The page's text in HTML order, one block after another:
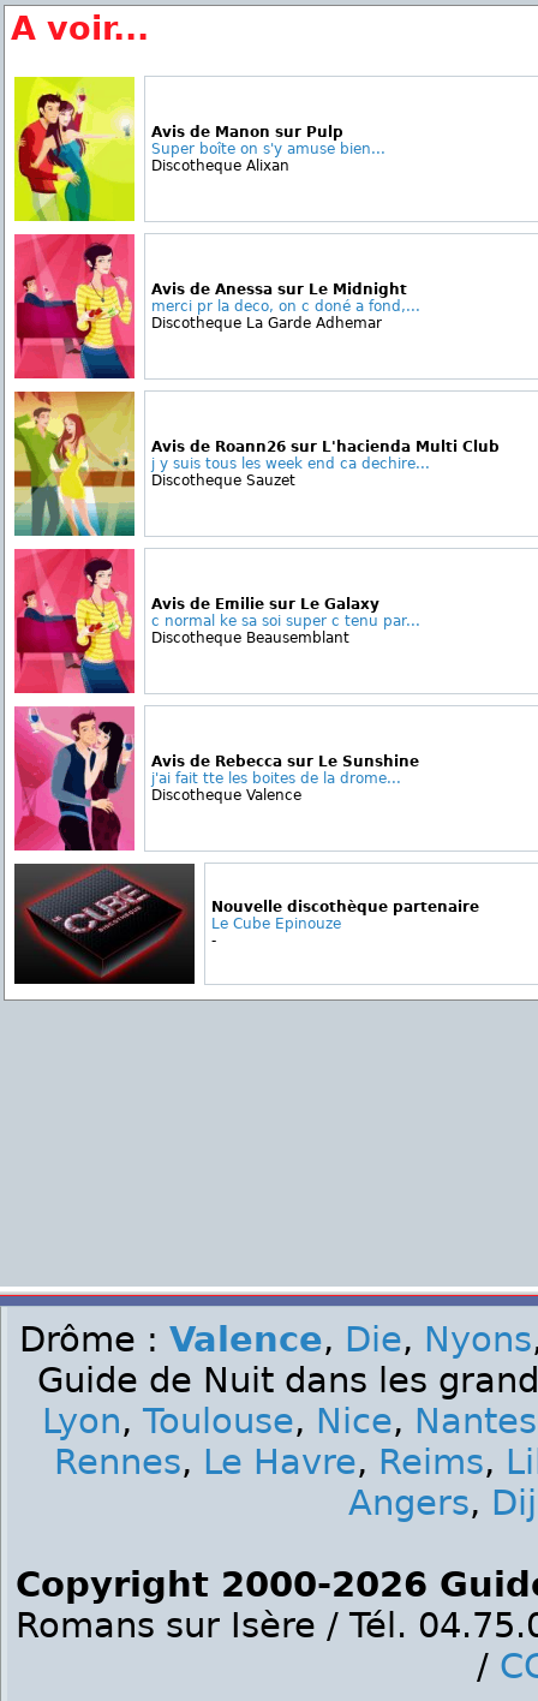
A voir...
Avis de Manon sur Pulp
Super boîte on s'y amuse bien...
Discotheque Alixan
Avis de Anessa sur Le Midnight
merci pr la deco, on c doné a fond,...
Discotheque La Garde Adhemar
Avis de Roann26 sur L'hacienda Multi Club
j y suis tous les week end ca dechire...
Discotheque Sauzet
Avis de Emilie sur Le Galaxy
c normal ke sa soi super c tenu par...
Discotheque Beausemblant
Avis de Rebecca sur Le Sunshine
j'ai fait tte les boites de la drome...
Discotheque Valence
Nouvelle discothèque partenaire
Le Cube Epinouze
-
Drôme : Valence, Die, Nyons
Guide de Nuit dans les
Lyon, Toulouse, Nice, Nantes
Rennes, Le Havre, Reims,
Angers,
Copyright 2000-2026
Romans sur Isère / Tél.
/